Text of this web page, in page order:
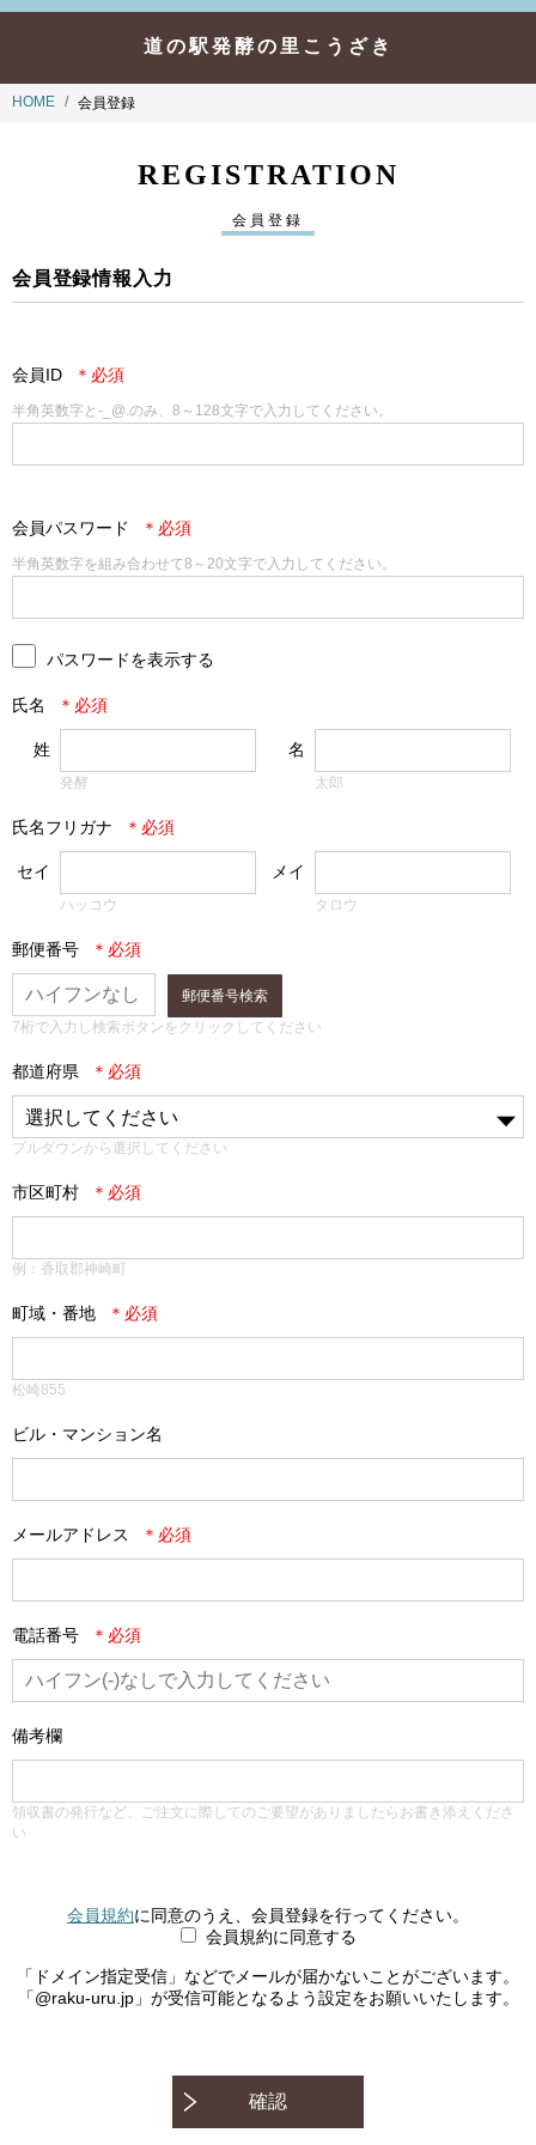
道の駅発酵の里こうざき
HOME 会員登録
REGISTRATION
会員登録
会員登録情報入力
会員ID
半角英数字と-_@.のみ、8～128文字で入力してください。
会員パスワード
半角英数字を組み合わせて8～20文字で入力してください。
パスワードを表示する
氏名
姓
発酵
名
太郎
氏名フリガナ
セイ
ハッコウ
メイ
タロウ
郵便番号
郵便番号検索
7桁で入力し検索ボタンをクリックしてください
都道府県
プルダウンから選択してください
市区町村
例：香取郡神崎町
町域・番地
松崎855
ビル・マンション名
メールアドレス
電話番号
備考欄
領収書の発行など、ご注文に際してのご要望がありましたらお書き添えくださ
い
会員規約に同意のうえ、会員登録を行ってください。
会員規約に同意する
「ドメイン指定受信」などでメールが届かないことがございます。
「@raku-uru.jp」が受信可能となるよう設定をお願いいたします。
確認